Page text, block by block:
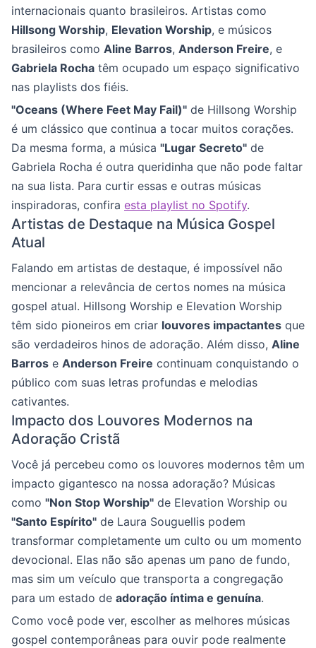
internacionais quanto brasileiros. Artistas como
Hillsong Worship, Elevation Worship, e músicos
brasileiros como Aline Barros, Anderson Freire, e
Gabriela Rocha têm ocupado um espaço significativo
nas playlists dos fiéis.
"Oceans (Where Feet May Fail)" de Hillsong Worship
é um clássico que continua a tocar muitos corações.
Da mesma forma, a música "Lugar Secreto" de
Gabriela Rocha é outra queridinha que não pode faltar
na sua lista. Para curtir essas e outras músicas
inspiradoras, confira esta playlist no Spotify.
Artistas de Destaque na Música Gospel
Atual
Falando em artistas de destaque, é impossível não
mencionar a relevância de certos nomes na música
gospel atual. Hillsong Worship e Elevation Worship
têm sido pioneiros em criar louvores impactantes que
são verdadeiros hinos de adoração. Além disso, Aline
Barros e Anderson Freire continuam conquistando o
público com suas letras profundas e melodias
cativantes.
Impacto dos Louvores Modernos na
Adoração Cristã
Você já percebeu como os louvores modernos têm um
impacto gigantesco na nossa adoração? Músicas
como "Non Stop Worship" de Elevation Worship ou
"Santo Espírito" de Laura Souguellis podem
transformar completamente um culto ou um momento
devocional. Elas não são apenas um pano de fundo,
mas sim um veículo que transporta a congregação
para um estado de adoração íntima e genuína.
Como você pode ver, escolher as melhores músicas
gospel contemporâneas para ouvir pode realmente